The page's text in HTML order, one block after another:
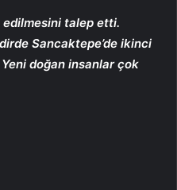
edilmesini talep etti.
Sancaktepe’de ikinci
doğan insanlar çok